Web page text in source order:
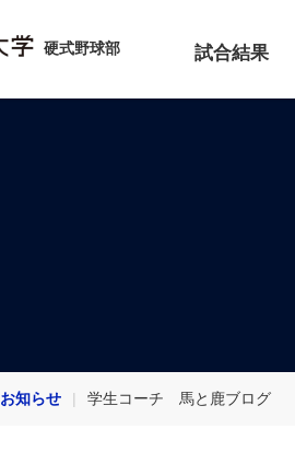
硬式野球部 試合結果
お知らせ 学生コーチ 馬と鹿ブログ